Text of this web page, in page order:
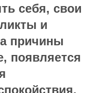
себя, свои
и
причины
появляется